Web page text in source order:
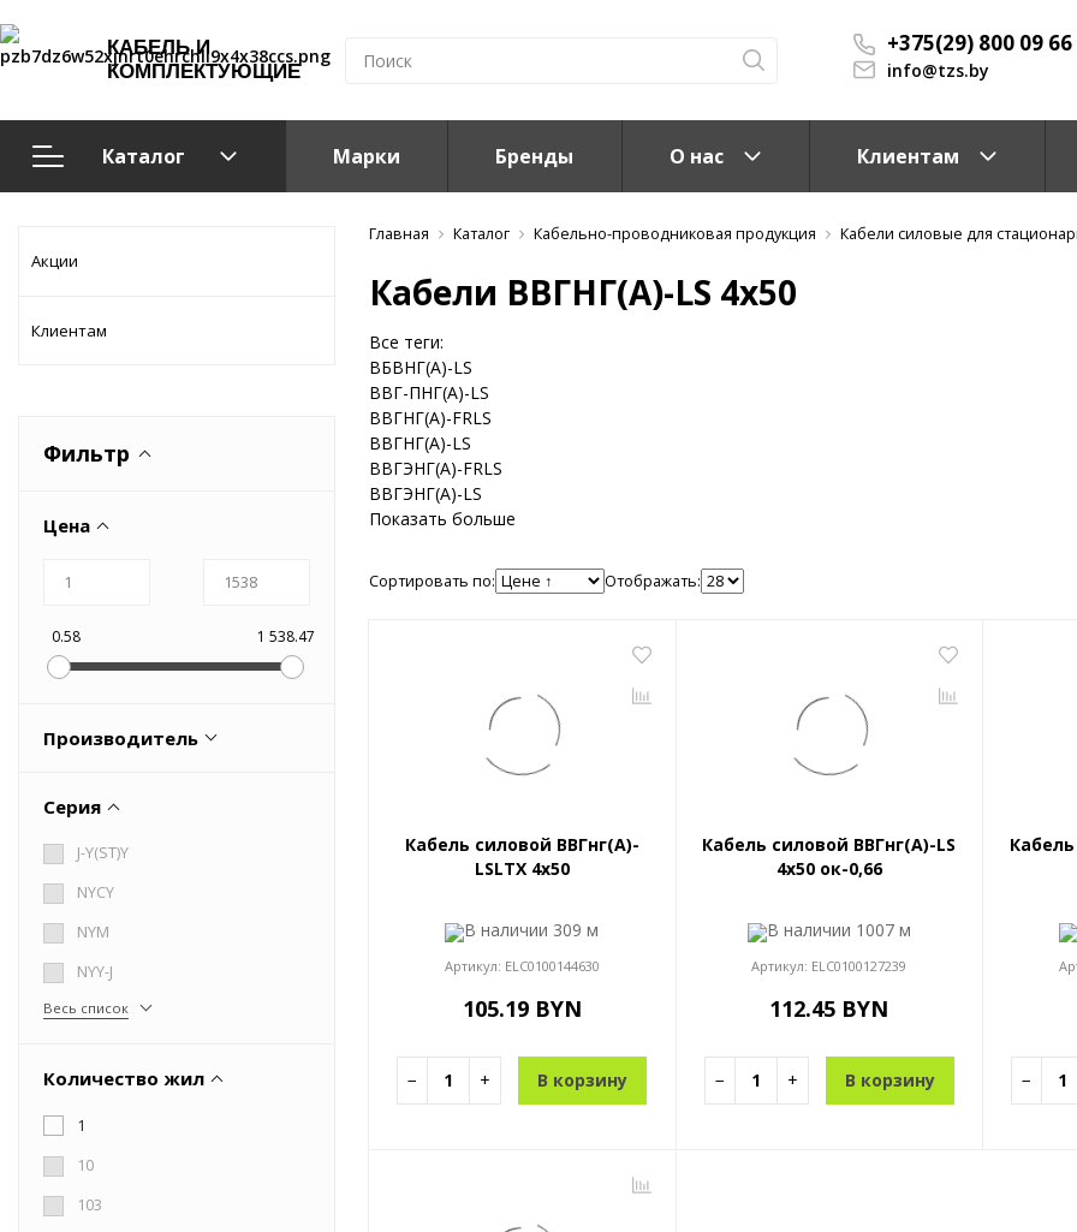
КАБЕЛЬ И
КОМПЛЕКТУЮЩИЕ
+375(29) 800 09 66
info@tzs.by
Каталог
Кабельно-проводниковая продукция
Компоненты структурированных кабельных систем (СКС)
Оборудование пневматическое
Марки Бренды О нас Клиентам
Акции
Клиентам
Фильтр
Цена
0.58 1 538.47
Производитель
АЛЮР
Беларускабель
Весь список
Серия
J-Y(ST)Y
NYCY
NYM
NYY-J
Весь список
Количество жил
1
10
103
Главная Каталог Кабельно-проводниковая продукция Кабели силовые для
Кабели ВВГНГ(A)-LS 4x50
Все теги:
ВБВНГ(A)-LS
ВВГ-ПНГ(A)-LS
ВВГНГ(A)-FRLS
ВВГНГ(A)-LS
ВВГЭНГ(A)-FRLS
ВВГЭНГ(A)-LS
Показать больше
Сортировать по: Отображать:
Кабель силовой ВВГнг(A)-
LSLTX 4x50
В наличии 309 м
Артикул: ELC0100144630
105.19 BYN
− + В корзину
Кабель силовой ВВГнг(A)-LS
4x50 ок-0,66
В наличии 1007 м
Артикул: ELC0100127239
112.45 BYN
− + В корзину −